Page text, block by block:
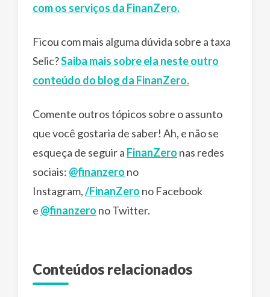
com os serviços da FinanZero.
Ficou com mais alguma dúvida sobre a taxa
Selic?Saiba mais sobre ela neste outro
conteúdo do blog da FinanZero.
Comente outros tópicos sobre o assunto
que você gostaria de saber! Ah, e não se
esqueça de seguir a FinanZero nas redes
sociais: @finanzero no
Instagram,/FinanZero no Facebook
e @finanzero no Twitter.
Conteúdos relacionados